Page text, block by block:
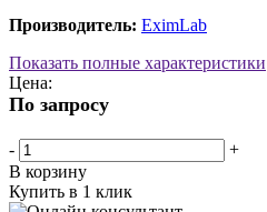
Производитель: EximLab
Показать полные характеристики
Цена:
По запросу
-
+
В корзину
Купить в 1 клик